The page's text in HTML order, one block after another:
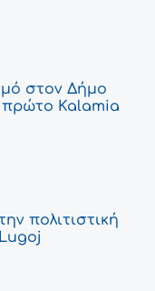
στον Δήμο
πρώτο Kalamia
πολιτιστική